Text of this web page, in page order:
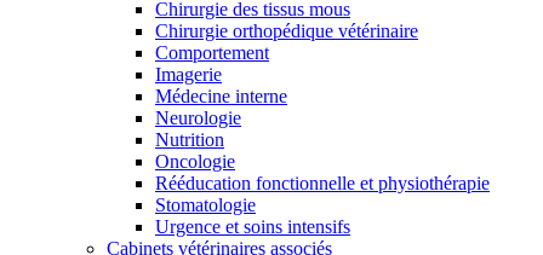
Chirurgie des tissus mous
Chirurgie orthopédique vétérinaire
Comportement
Imagerie
Médecine interne
Neurologie
Nutrition
Oncologie
Rééducation fonctionnelle et physiothérapie
Stomatologie
Urgence et soins intensifs
Cabinets vétérinaires associés